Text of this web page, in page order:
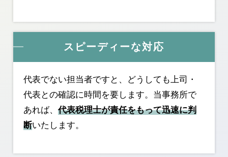
スピーディーな対応
代表でない担当者ですと、どうしても上司・
代表との確認に時間を要します。当事務所で
あれば、 代表税理士が責任をもって迅速に判
断いたします。